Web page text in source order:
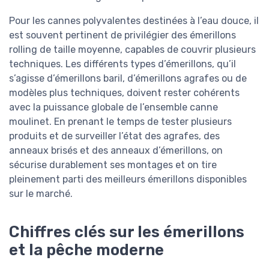
Pour les cannes polyvalentes destinées à l’eau douce, il
est souvent pertinent de privilégier des émerillons
rolling de taille moyenne, capables de couvrir plusieurs
techniques. Les différents types d’émerillons, qu’il
s’agisse d’émerillons baril, d’émerillons agrafes ou de
modèles plus techniques, doivent rester cohérents
avec la puissance globale de l’ensemble canne
moulinet. En prenant le temps de tester plusieurs
produits et de surveiller l’état des agrafes, des
anneaux brisés et des anneaux d’émerillons, on
sécurise durablement ses montages et on tire
pleinement parti des meilleurs émerillons disponibles
sur le marché.
Chiffres clés sur les émerillons
et la pêche moderne